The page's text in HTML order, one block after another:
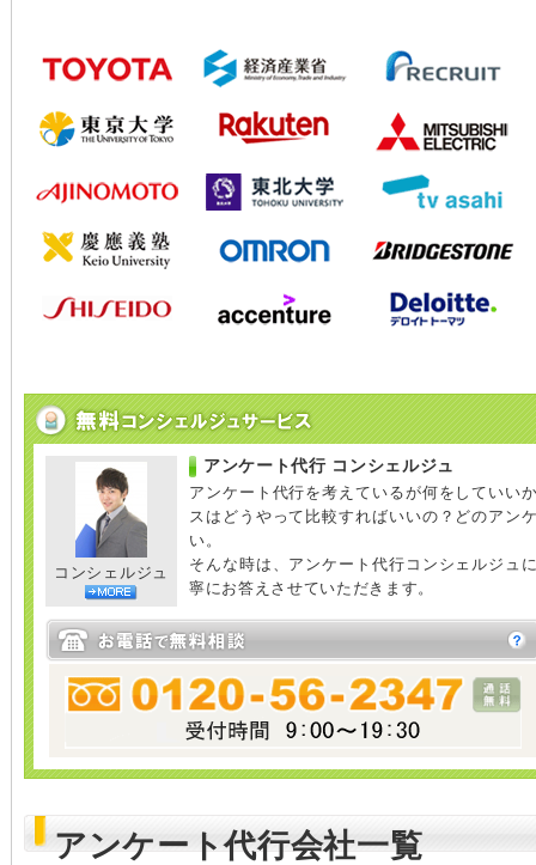
コンシェルジュ
アンケート代行 コンシェルジュ
アンケート代行を考えているが何をしていい
スはどうやって比較すればいいの？どのアン
い。
そんな時は、アンケート代行コンシェルジュ
寧にお答えさせていただきます。
アンケート代行会社一覧